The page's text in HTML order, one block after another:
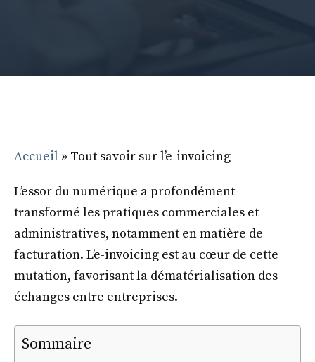
Accueil » Tout savoir sur l’e-invoicing
L’essor du numérique a profondément
transformé les pratiques commerciales et
administratives, notamment en matière de
facturation. L’e-invoicing est au cœur de cette
mutation, favorisant la dématérialisation des
échanges entre entreprises.
Sommaire